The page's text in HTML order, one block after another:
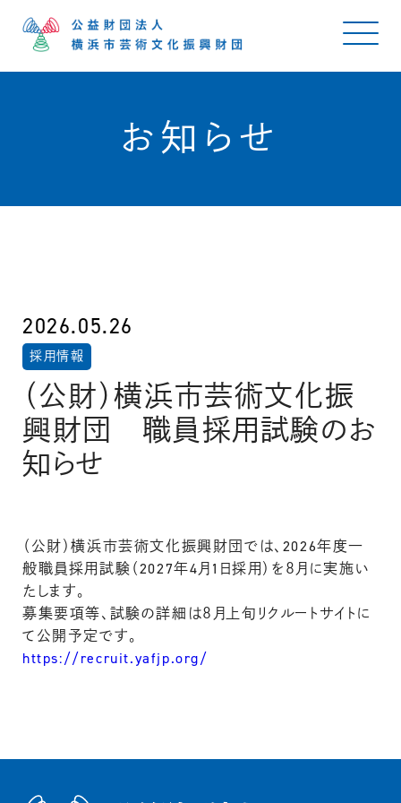
お知らせ
2026.05.26
採用情報
（公財）横浜市芸術文化振
興財団 職員採用試験のお
知らせ
（公財）横浜市芸術文化振興財団では、2026年度一
般職員採用試験（2027年4月1日採用）を８月に実施い
たします。
募集要項等、試験の詳細は８月上旬リクルートサイトに
て公開予定です。
https://recruit.yafjp.org/